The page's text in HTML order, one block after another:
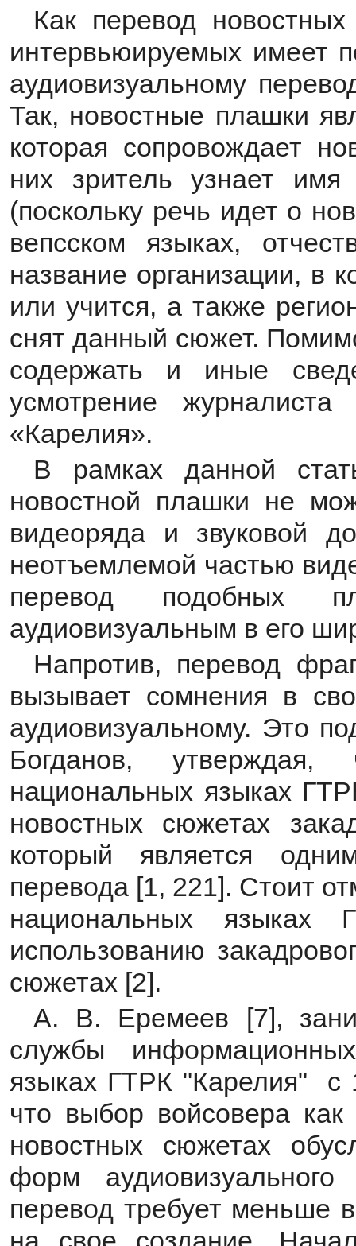
Как перевод
интервьюируемых имеет
аудиовизуальному
Так, новостные плашки
которая сопровождает
них зритель узнает
(поскольку речь идет о
вепсском языках,
название организации, в
или учится, а также
снят данный сюжет.
содержать и иные
усмотрение
«Карелия».
В рамках данной
новостной плашки не
видеоряда и звуковой
неотъемлемой частью
перевод подобных
аудиовизуальным в его
Напротив, перевод
вызывает сомнения в
аудиовизуальному. Это
Богданов,
национальных языках
новостных сюжетах
который является
перевода [1, 221]. Стоит
национальных языках
использованию
сюжетах [2].
А. В. Еремеев [7],
службы
языках ГТРК "Карелия" с
что выбор войсовера как
новостных сюжетах
форм
перевод требует меньше